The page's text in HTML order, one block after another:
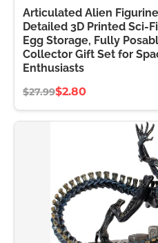
Articulated Alien
Detailed 3D Printed Sci-
Egg Storage, Fully
Collector Gift Set for
Enthusiasts
$27.99$2.80